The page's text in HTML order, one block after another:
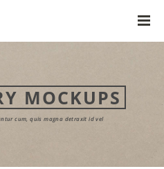
MOCKUPS
cum, quis magna detraxit id vel